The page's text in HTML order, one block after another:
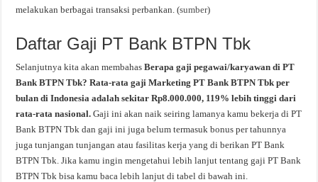
melakukan berbagai transaksi perbankan. (sumber)
Daftar Gaji PT Bank BTPN Tbk
Selanjutnya kita akan membahasBerapa gaji pegawai/karyawan di PT
Bank BTPN Tbk?Rata-rata gaji Marketing PT Bank BTPN Tbk per
bulan di Indonesia adalah sekitarRp8.000.000, 119% lebih tinggi dari
rata-rata nasional.Gaji ini akan naik seiring lamanya kamu bekerja di PT
Bank BTPN Tbk dan gaji ini juga belum termasuk bonus per tahunnya
juga tunjangan tunjangan atau fasilitas kerja yang di berikan PT Bank
BTPN Tbk. Jika kamu ingin mengetahui lebih lanjut tentang gaji PT Bank
BTPN Tbk bisa kamu baca lebih lanjut di tabel di bawah ini.